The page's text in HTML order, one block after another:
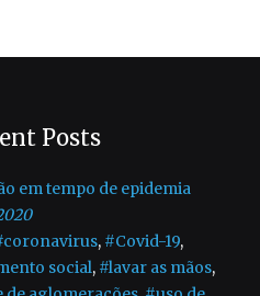
Posts
em tempo de epidemia
, #Covid-19,
social, #lavar as mãos,